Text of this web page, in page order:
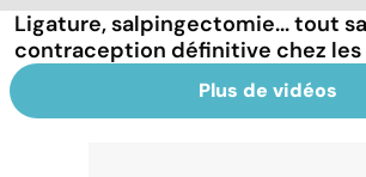
Ligature, salpingectomie... tout
contraception définitive chez
Plus de vidéos